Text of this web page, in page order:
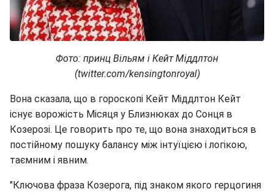
Фото: принц Вільям і Кейт Міддлтон
(twitter.com/kensingtonroyal)
Вона сказала, що в гороскопі Кейт Міддлтон Кейт
існує ворожість Місяця у Близнюках до Сонця в
Козерозі. Це говорить про те, що вона знаходиться в
постійному пошуку балансу між інтуїцією і логікою,
таємним і явним.
"Ключова фраза Козерога, під знаком якого герцогиня